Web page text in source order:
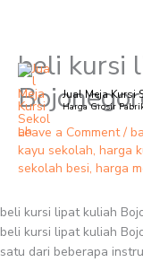
Skip
content
Jual Meja Kursi
Harga Grosir
beli kursi
Leave a Comment /
kayu sekolah, harga
sekolah besi, harga
beli kursi lipat kuliah
beli kursi lipat kuliah
satu dari beberapa